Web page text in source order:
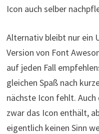
Icon auch selber
Alternativ bleibt nur ein
Version von Font
auf jeden Fall
gleichen Spaß nach
nächste Icon fehlt.
zwar das Icon enthält,
eigentlich keinen Sinn